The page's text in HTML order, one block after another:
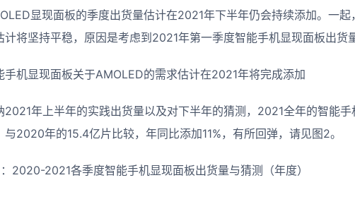
显现面板的季度出货量估计在2021年下半年仍会持续添加。一
计将坚持平稳，原因是考虑到2021年第一季度智能手机显现面板出货
手机显现面板关于AMOLED的需求估计在2021年将完成添加
2021年上半年的实践出货量以及对下半年的猜测，2021全年的智能手
与2020年的15.4亿片比较，年同比添加11%，有所回弹，请见图2。
2020-2021各季度智能手机显现面板出货量与猜测（年度）